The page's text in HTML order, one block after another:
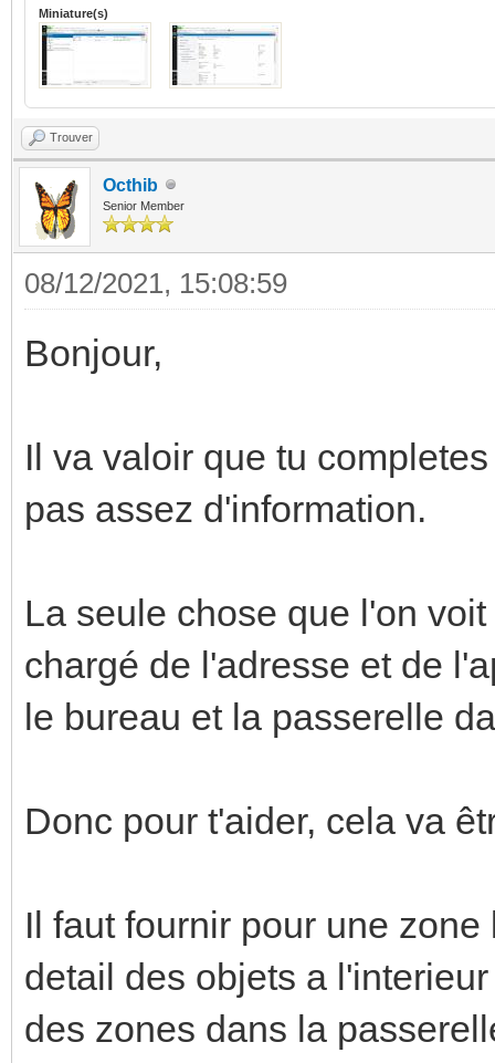
Miniature(s)
Trouver
Octhib
Senior Member
08/12/2021, 15:08:59
Bonjour,
Il va valoir que tu
pas assez d'information.
La seule chose que l'on
chargé de l'adresse et de
le bureau et la passerelle
Donc pour t'aider, cela va
Il faut fournir pour une
detail des objets a
des zones dans la